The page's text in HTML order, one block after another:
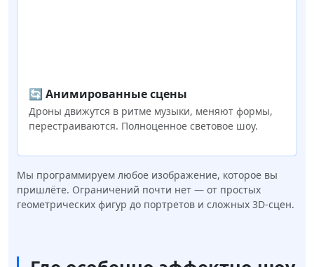
🔄 Анимированные сцены
Дроны движутся в ритме музыки, меняют формы,
перестраиваются. Полноценное световое шоу.
Мы программируем любое изображение, которое вы
пришлёте. Ограничений почти нет — от простых
геометрических фигур до портретов и сложных 3D-сцен.